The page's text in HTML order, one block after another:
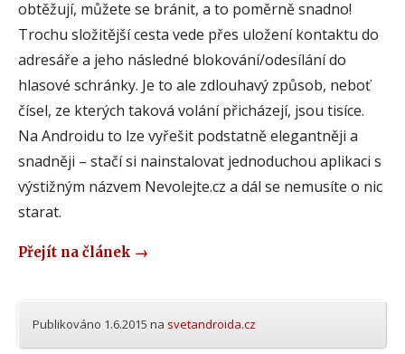
obtěžují, můžete se bránit, a to poměrně snadno!
Trochu složitější cesta vede přes uložení kontaktu do
adresáře a jeho následné blokování/odesílání do
hlasové schránky. Je to ale zdlouhavý způsob, neboť
čísel, ze kterých taková volání přicházejí, jsou tisíce.
Na Androidu to lze vyřešit podstatně elegantněji a
snadněji – stačí si nainstalovat jednoduchou aplikaci s
výstižným názvem Nevolejte.cz a dál se nemusíte o nic
starat.
Přejít na článek →
Publikováno 1.6.2015 na svetandroida.cz